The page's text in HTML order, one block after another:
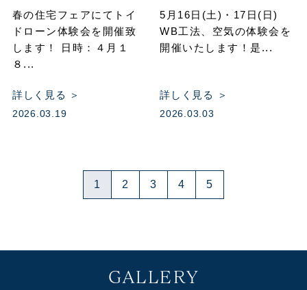
春の住宅フェアにてトイ
ドローン体験会を開催致
します！ 日時：４月１
８...
詳しく見る ＞
2026.03.19
5月16日(土)・17日(日)
WB工法、空気の体験会を
開催いたします！是...
詳しく見る ＞
2026.03.03
1 2 3 4 5
GALLERY